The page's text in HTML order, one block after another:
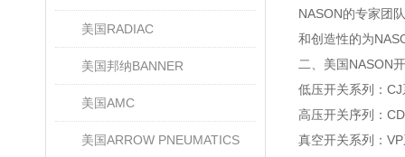
美国RADIAC
美国邦纳BANNER
美国AMC
美国ARROW PNEUMATICS
NASON的专家团
和创造性的为
二、美国NASON
低压开关系列：
高压开关序列：
真空开关系列：